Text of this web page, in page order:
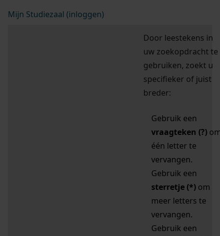
Mijn Studiezaal (inloggen)
Door leestekens in
uw zoekopdracht te
gebruiken, zoekt u
specifieker of juist
breder:
Gebruik een
vraagteken (?)
één letter te
vervangen.
Gebruik een
sterretje (*) om
meer letters te
vervangen.
Gebruik een